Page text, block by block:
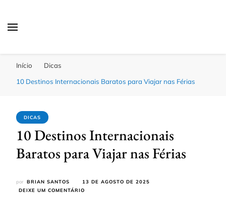
Início
Dicas
10 Destinos Internacionais Baratos para Viajar nas Férias
DICAS
10 Destinos Internacionais
Baratos para Viajar nas Férias
por BRIAN SANTOS
13 DE AGOSTO DE 2025
DEIXE UM COMENTÁRIO